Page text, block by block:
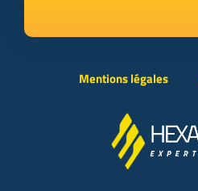
Mentions légales